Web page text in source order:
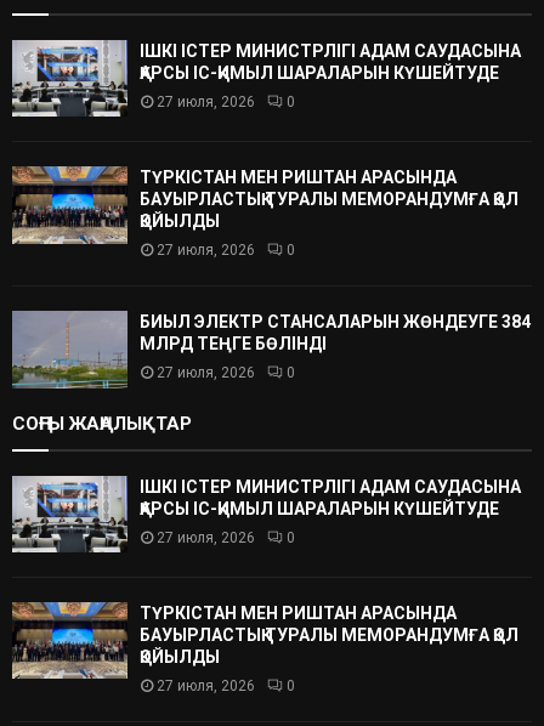
ІШКІ ІСТЕР МИНИСТРЛІГІ АДАМ САУДАСЫНА
ҚАРСЫ ІС-ҚИМЫЛ ШАРАЛАРЫН КҮШЕЙТУДЕ
27 июля, 2026 0
ТҮРКІСТАН МЕН РИШТАН АРАСЫНДА
БАУЫРЛАСТЫҚ ТУРАЛЫ МЕМОРАНДУМҒА ҚОЛ
ҚОЙЫЛДЫ
27 июля, 2026 0
БИЫЛ ЭЛЕКТР СТАНСАЛАРЫН ЖӨНДЕУГЕ 384
МЛРД ТЕҢГЕ БӨЛІНДІ
27 июля, 2026 0
СОҢҒЫ ЖАҢАЛЫҚТАР
ІШКІ ІСТЕР МИНИСТРЛІГІ АДАМ САУДАСЫНА
ҚАРСЫ ІС-ҚИМЫЛ ШАРАЛАРЫН КҮШЕЙТУДЕ
27 июля, 2026 0
ТҮРКІСТАН МЕН РИШТАН АРАСЫНДА
БАУЫРЛАСТЫҚ ТУРАЛЫ МЕМОРАНДУМҒА ҚОЛ
ҚОЙЫЛДЫ
27 июля, 2026 0